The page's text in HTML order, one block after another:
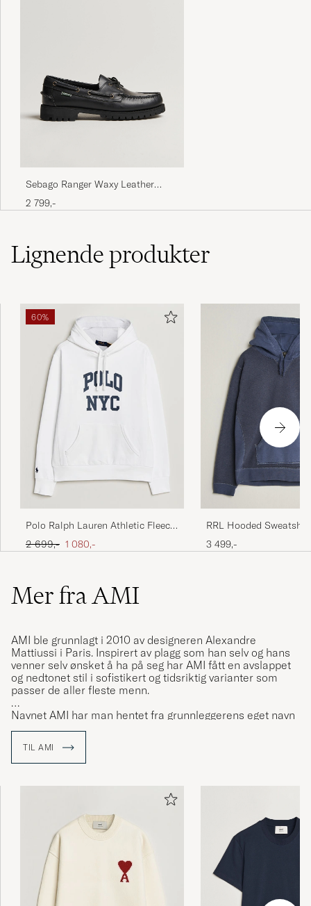
Sebago Ranger Waxy Leather
Loafer Total Black
2 799,-
Lignendeprodukter
60%
Polo Ralph Lauren Athletic Fleece
Hoodie White
Ordinær pris
2 699,- Nedsatt pris
1 080,-
RRL Hooded
3 499,-
Mer fra AMI
AMI ble grunnlagt i 2010 av designeren Alexandre
Mattiussi i Paris. Inspirert av plagg som han selv og hans
venner selv ønsket å ha på seg har AMI fått en avslappet
og nedtonet stil i sofistikert og tidsriktig varianter som
passer de aller fleste menn.
Navnet AMI har man hentet fra grunnleggerens eget navn
der initialene sammen med den siste bokstaven i
TIL AMI